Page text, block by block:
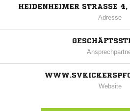
HEIDENHEIMER STRASSE
Adresse
Website